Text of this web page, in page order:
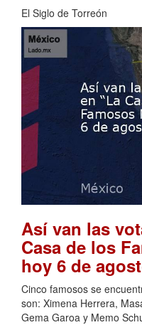
El Siglo de Torreón
Así van las
Casa de los
hoy 6 de
Cinco famosos se
son: Ximena Herrera,
Gema Garoa y Memo